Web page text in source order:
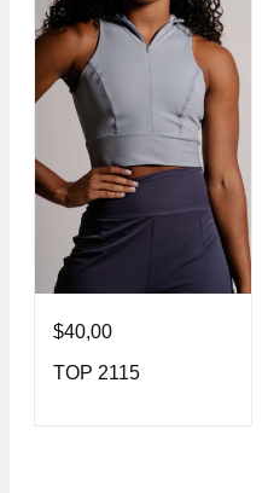
$40,00
TOP 2115